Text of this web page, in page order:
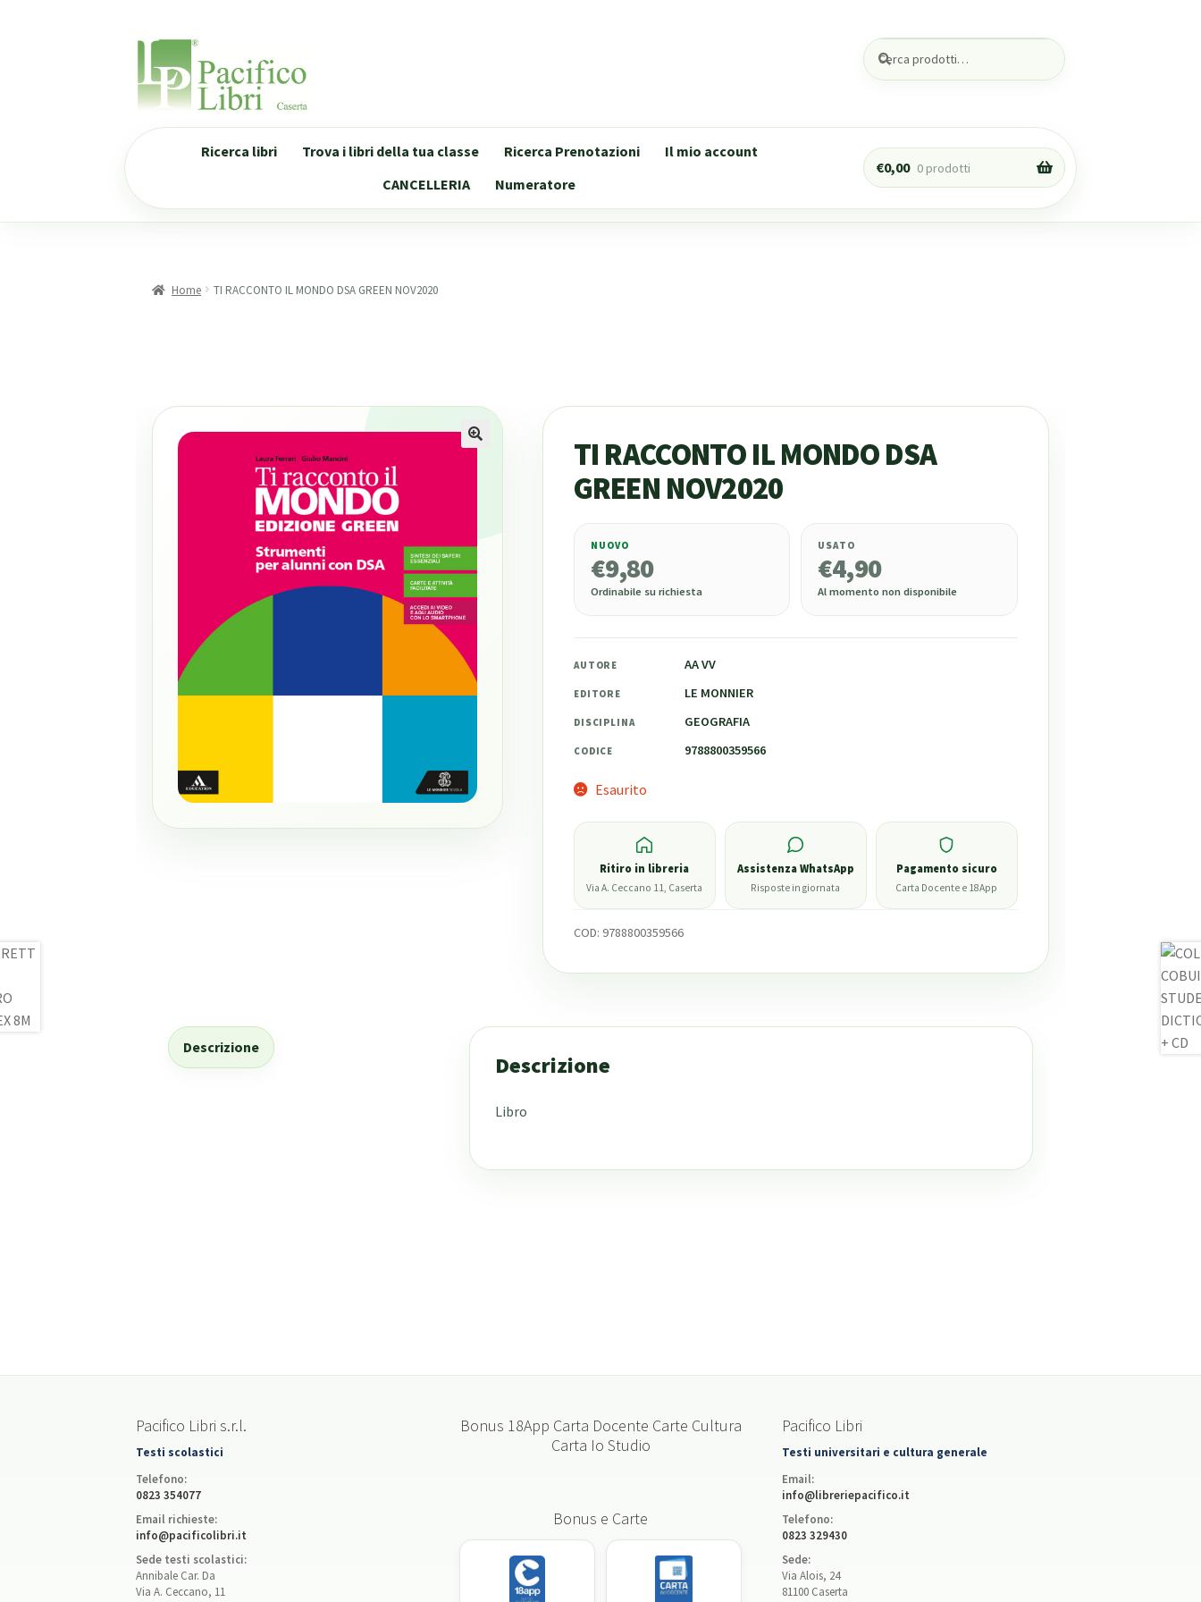
Vai
alla
navigazione
Vai
contenuto
Cerca:
Cerca
Ricerca libri Trova i libri della tua classe Ricerca Prenotazioni
Il mio account
CANCELLERIA
Numeratore
€0,00 0 prodotti
Home TI RACCONTO IL MONDO DSA GREEN NOV2020
TI RACCONTO IL MONDO DSA
GREEN NOV2020
9,80
NUOVO
€9,80
Ordinabile su richiesta
USATO
€4,90
Al momento non disponibile
AUTORE AA VV
EDITORE LE MONNIER
DISCIPLINA GEOGRAFIA
CODICE 9788800359566
Esaurito
Ritiro in libreria
Via A. Ceccano 11, Caserta
Assistenza WhatsApp
Risposte in giornata
Pagamento sicuro
Carta Docente e 18App
COD: 9788800359566
Descrizione
Descrizione
Libro
Pacifico Libri s.r.l.
Testi scolastici
Telefono:
0823 354077
Email richieste:
info@pacificolibri.it
Sede testi scolastici:
Annibale Car. Da
Via A. Ceccano, 11
Bonus 18App Carta Docente Carte Cultura
Carta Io Studio
Bonus e Carte
Pacifico Libri
Testi universitari e cultura generale
Email:
info@libreriepacifico.it
Telefono:
0823 329430
Sede:
Via Alois, 24
81100 Caserta